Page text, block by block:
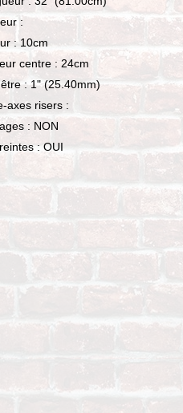
:
: 10cm
centre : 24cm
: 1" (25.40mm)
axes risers :
: NON
: OUI